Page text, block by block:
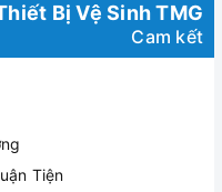
Bị Vệ Sinh TMG
Cam kết
Tiện